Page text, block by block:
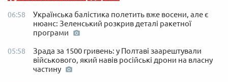
06:58
Українська балістика полетить вже восени, але є
нюанс: Зеленський розкрив деталі ракетної
програми
05:58
Зрада за 1500 гривень: у Полтаві заарештували
військового, який навів російські дрони на власну
частину